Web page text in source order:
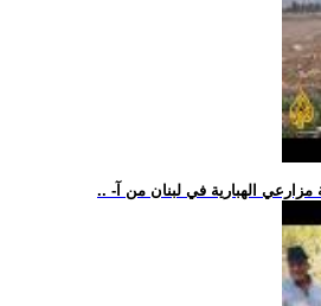
الهبارية في لبنان من آ